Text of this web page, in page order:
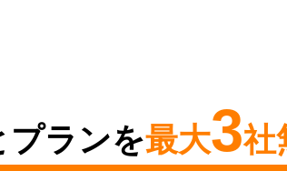
プランを最大3社